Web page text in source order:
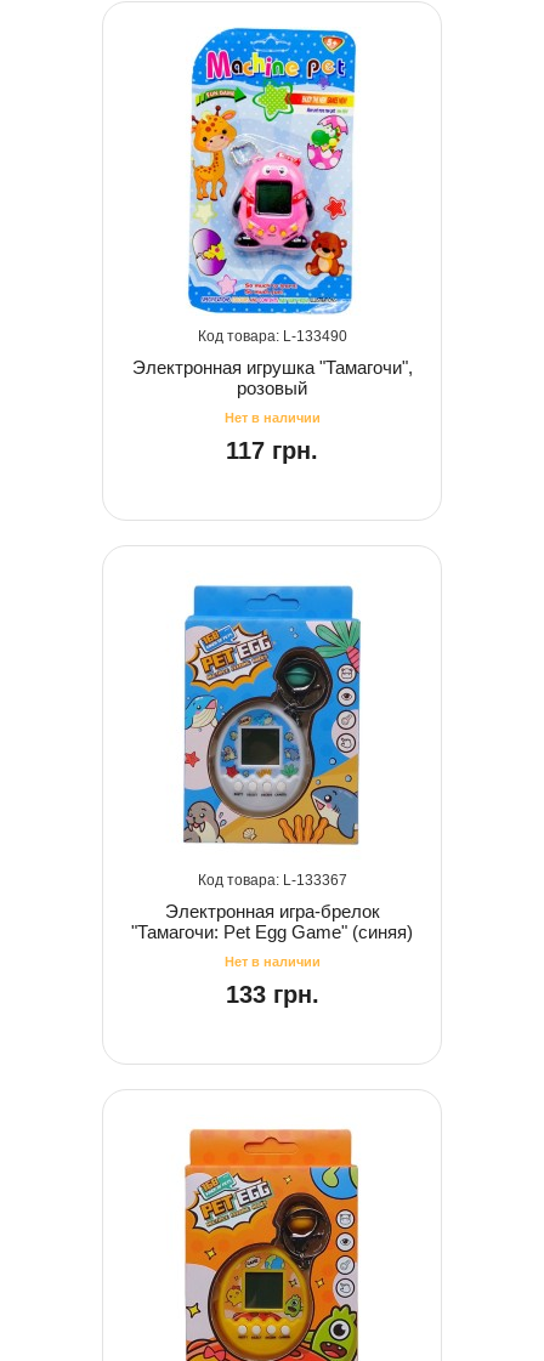
133490
Электронная игрушка "Тамагочи",
розовый
117 грн.
133367
Электронная игра-брелок
"Тамагочи: Pet Egg Game" (синяя)
133 грн.